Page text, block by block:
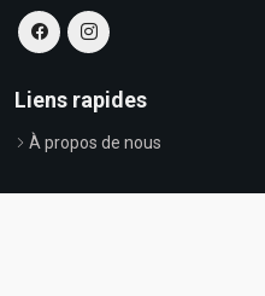
Liens rapides
À propos de nous